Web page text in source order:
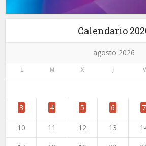
Calendario
agosto 2026
L M X J V
3 4 5 6 7
10 11 12 13